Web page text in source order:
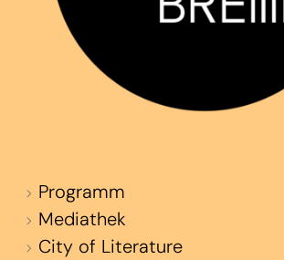
Programm
Mediathek
City of Literature